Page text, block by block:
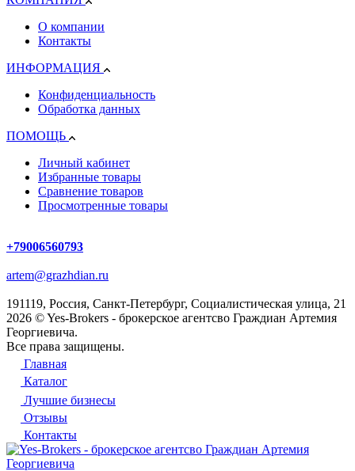
О компании
Контакты
ИНФОРМАЦИЯ
Конфиденциальность
Обработка данных
ПОМОЩЬ
Личный кабинет
Избранные товары
Сравнение товаров
Просмотренные товары
+79006560793
artem@grazhdian.ru
191119, Россия, Санкт-Петербург, Социалистическая улица, 21
2026 © Yes-Brokers - брокерское агентсво Граждиан Артемия
Георгиевича.
Все права защищены.
Главная
Каталог
Лучшие бизнесы
Отзывы
Контакты